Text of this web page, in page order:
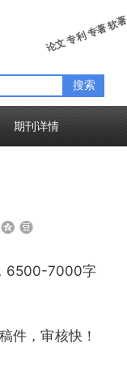
论文 专利 专著 软著
搜索
期刊详情
6500-7000字
件，审核快！